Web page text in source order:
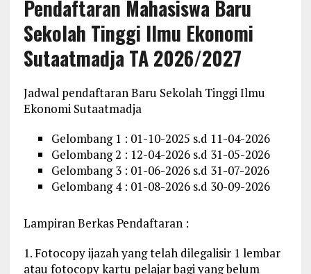
Pendaftaran Mahasiswa Baru
Sekolah Tinggi Ilmu Ekonomi
Sutaatmadja TA 2026/2027
Jadwal pendaftaran Baru Sekolah Tinggi Ilmu
Ekonomi Sutaatmadja
Gelombang 1 : 01-10-2025 s.d 11-04-2026
Gelombang 2 : 12-04-2026 s.d 31-05-2026
Gelombang 3 : 01-06-2026 s.d 31-07-2026
Gelombang 4 : 01-08-2026 s.d 30-09-2026
Lampiran Berkas Pendaftaran :
1. Fotocopy ijazah yang telah dilegalisir 1 lembar
atau fotocopy kartu pelajar bagi yang belum